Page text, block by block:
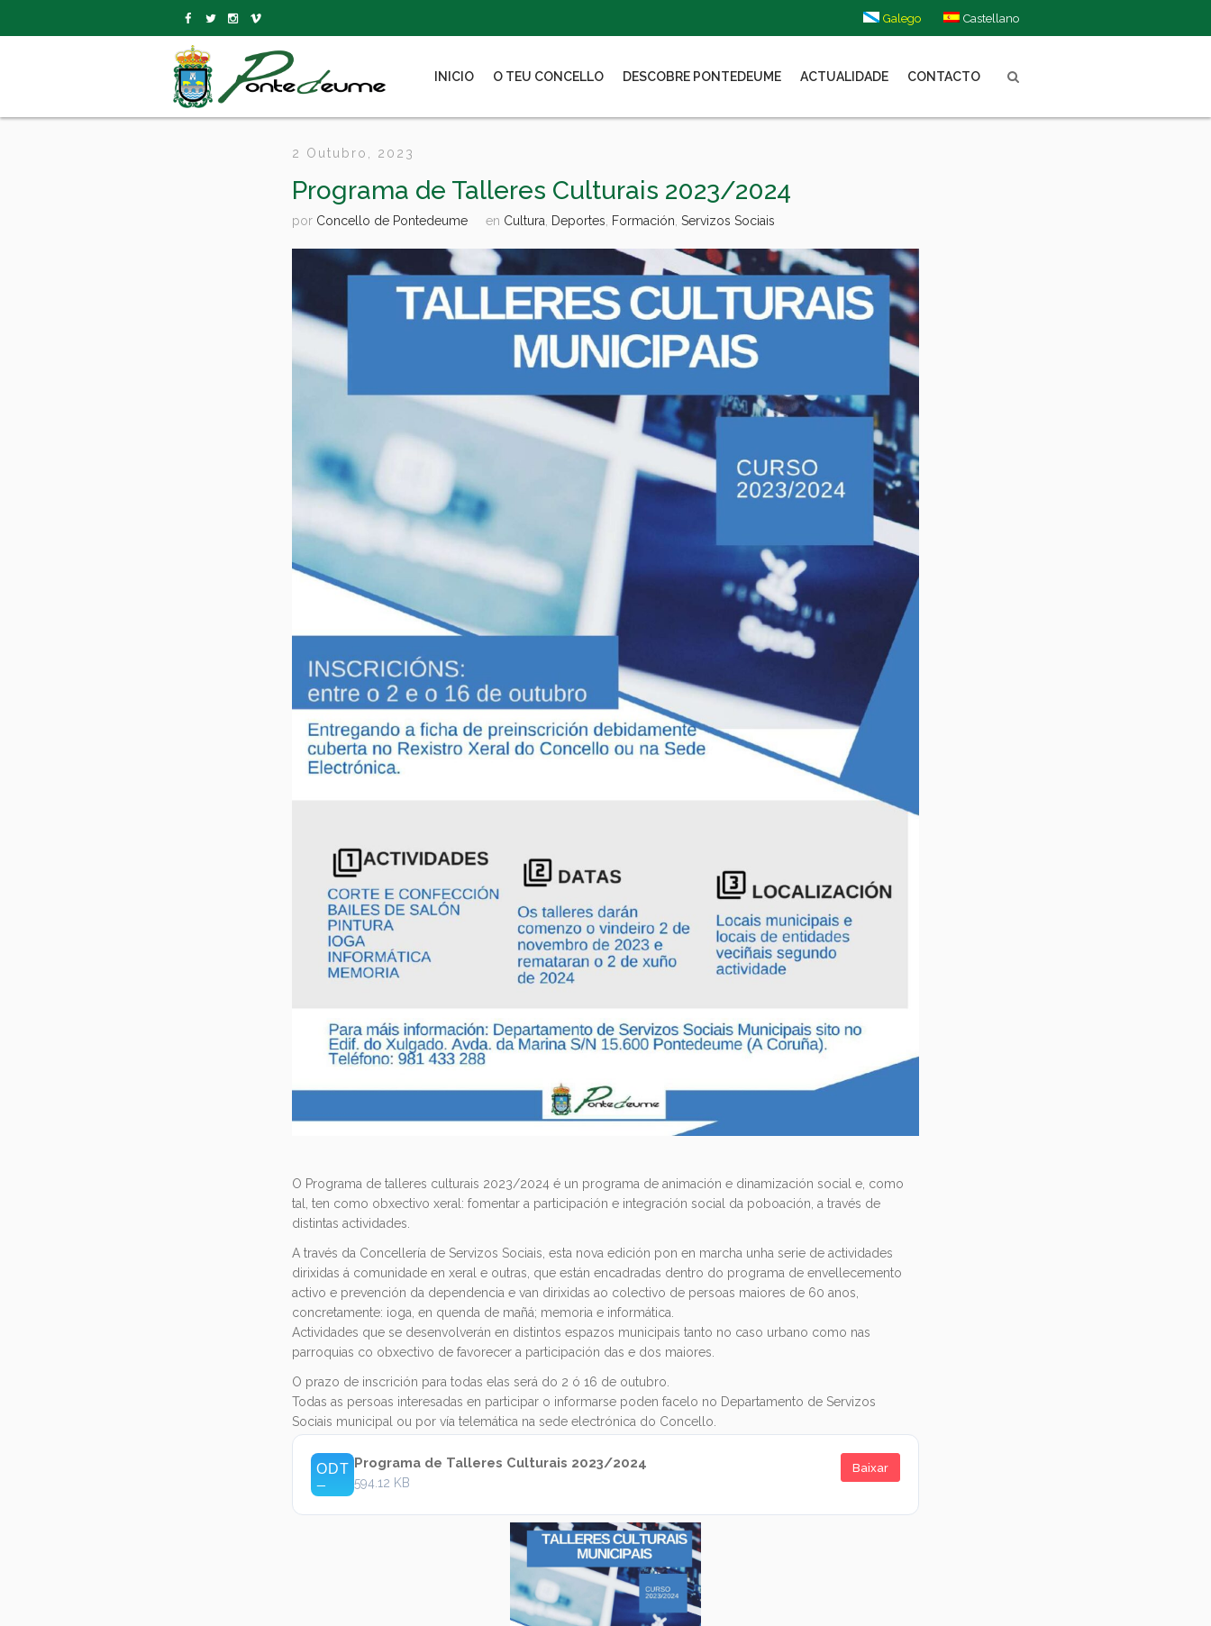
Galego Castellano
INICIO O TEU CONCELLO DESCOBRE PONTEDEUME ACTUALIDADE CONTACTO
2 Outubro, 2023
Programa de Talleres Culturais 2023/2024
por Concello de Pontedeume en Cultura Deportes Formación ,Servizos Sociais
O Programa de talleres culturais 2023/2024 é un programa de animación e dinamización social e, como
tal, ten como obxectivo xeral: fomentar a participación e integración social da poboación, a través de
distintas actividades.
A través da Concellería de Servizos Sociais, esta nova edición pon en marcha unha serie de actividades
dirixidas á comunidade en xeral e outras, que están encadradas dentro do programa de envellecemento
activo e prevención da dependencia e van dirixidas ao colectivo de persoas maiores de 60 anos,
concretamente: ioga, en quenda de mañá; memoria e informática.
Actividades que se desenvolverán en distintos espazos municipais tanto no caso urbano como nas
parroquias co obxectivo de favorecer a participación das e dos maiores.
O prazo de inscrición para todas elas será do 2 ó 16 de outubro.
Todas as persoas interesadas en participar o informarse poden facelo no Departamento de Servizos
Sociais municipal ou por vía telemática na sede electrónica do Concello.
Programa de Talleres Culturais 2023/2024
594.12 KB
Baixar